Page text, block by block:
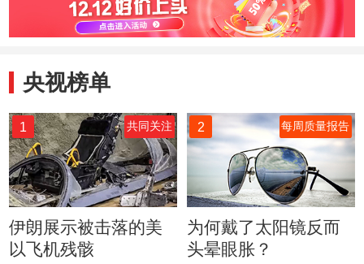
央视榜单
1 共同关注
伊朗展示被击落的美
以飞机残骸
2 每周质量报告
为何戴了太阳镜反而
头晕眼胀？